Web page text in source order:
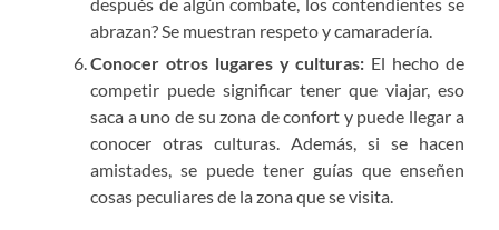
abrazan? Se muestran respeto y camaradería.
Conocer otros lugares y culturas: El hecho de
competir puede significar tener que viajar, eso
saca a uno de su zona de confort y puede llegar a
conocer otras culturas. Además, si se hacen
amistades, se puede tener guías que enseñen
cosas peculiares de la zona que se visita.